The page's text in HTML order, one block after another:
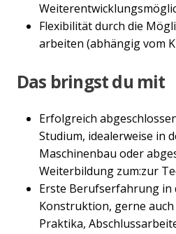
Flexibilität durch die
arbeiten (abhängig vom
Das bringst du mit
Erfolgreich
Studium, idealerweise in
Maschinenbau oder
Weiterbildung zum:zur
Erste Berufserfahrung in
Konstruktion, gerne
Praktika,